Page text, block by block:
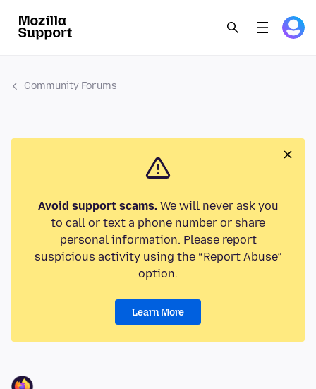
Community Forums
Avoid support scams.We will never ask you
to call or text a phone number or share
personal information. Please report
suspicious activity using the “Report Abuse”
option.
Learn More